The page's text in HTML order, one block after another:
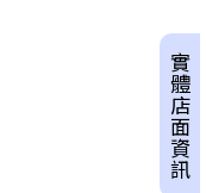
實體店面資訊